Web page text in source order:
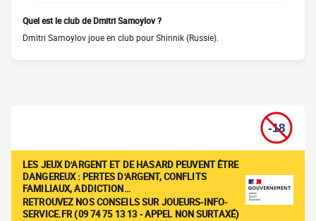
Quel est le club de Dmitri Samoylov ?
Dmitri Samoylov joue en club pour Shinnik (Russie).
LES JEUX D'ARGENT ET DE HASARD PEUVENT ÊTRE
DANGEREUX : PERTES D'ARGENT, CONFLITS
FAMILIAUX, ADDICTION…
RETROUVEZ NOS CONSEILS SUR JOUEURS-INFO-
SERVICE.FR (09 74 75 13 13 - APPEL NON SURTAXÉ)